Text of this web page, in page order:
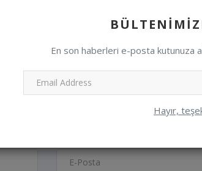
En son haberleri e-posta kutunuza
Hayır,
OTİZM FARKINDALIK
KUTLU OLSUN...